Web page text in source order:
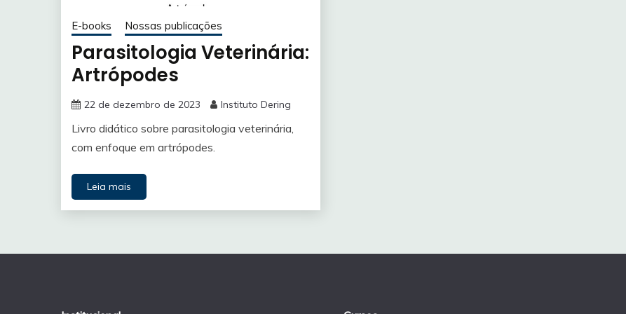
E-books Nossas publicações
Parasitologia Veterinária:
Artrópodes
22 de dezembro de 2023 Instituto Dering
Livro didático sobre parasitologia veterinária,
com enfoque em artrópodes.
Leia mais